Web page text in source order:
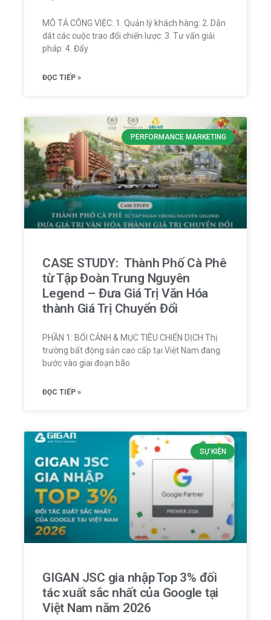
MÔ TẢ CÔNG VIỆC: 1. Quản lý khách hàng: 2. Dẫn
dắt các cuộc trao đổi chiến lược: 3. Tư vấn giải
pháp: 4. Đẩy
ĐỌC TIẾP »
PERFORMANCE MARKETING
CASE STUDY: Thành Phố Cà Phê
từ Tập Đoàn Trung Nguyên
Legend – Đưa Giá Trị Văn Hóa
thành Giá Trị Chuyển Đổi
PHẦN 1: BỐI CẢNH & MỤC TIÊU CHIẾN DỊCH Thị
trường bất động sản cao cấp tại Việt Nam đang
bước vào giai đoạn bão
ĐỌC TIẾP »
SỰ KIỆN
GIGAN JSC gia nhập Top 3% đối
tác xuất sắc nhất của Google tại
Việt Nam năm 2026